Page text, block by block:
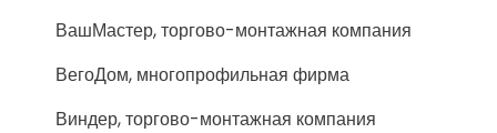
ВашМастер, торгово-монтажная компания
ВегоДом, многопрофильная фирма
Виндер, торгово-монтажная компания